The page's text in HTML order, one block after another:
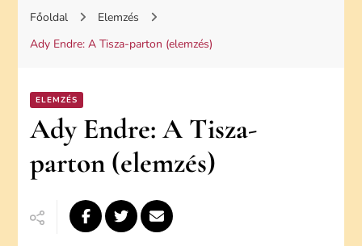
Főoldal
Elemzés
Ady Endre: A Tisza-parton (elemzés)
ELEMZÉS
Ady Endre: A Tisza-
parton (elemzés)